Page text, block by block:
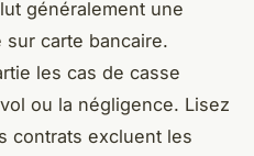
généralement une
carte bancaire.
les cas de casse
ou la négligence. Lisez
contrats excluent les